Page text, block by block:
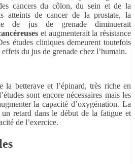
cancers du côlon, du sein et de la
atteints de cancer de la prostate, la
de jus de grenade diminuerait
et augmenterait la résistance
études cliniques demeurent toutefois
du jus de grenade chez l’humain.
la betterave et l’épinard, très riche en
sont encore nécessaires mais les
la capacité d’oxygénation. La
retard dans le début de la fatigue et
de l’exercice.